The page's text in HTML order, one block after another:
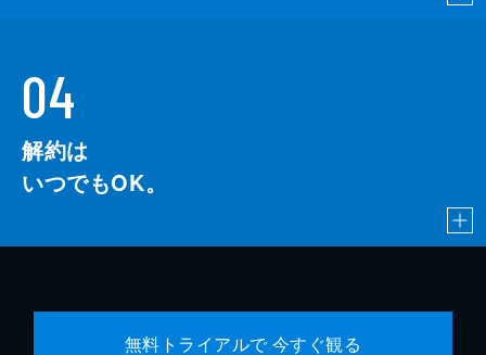
04
解約は
いつでもOK。
無料トライアルで 今すぐ観る